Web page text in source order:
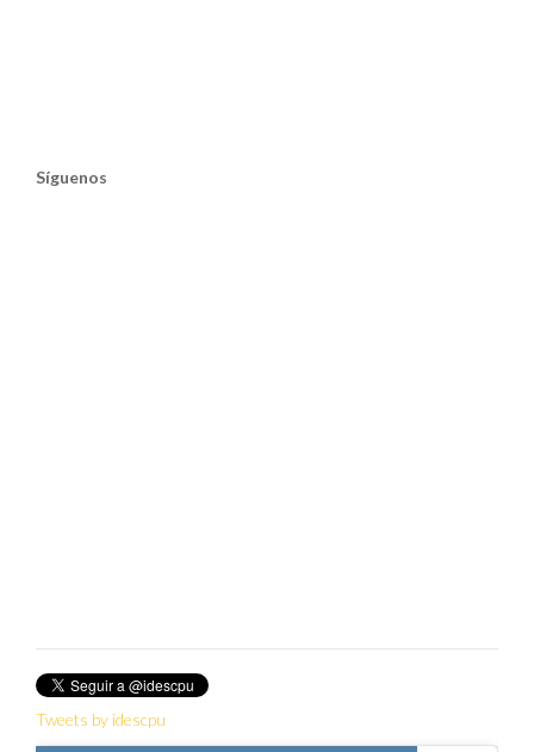
Síguenos
Tweets by idescpu